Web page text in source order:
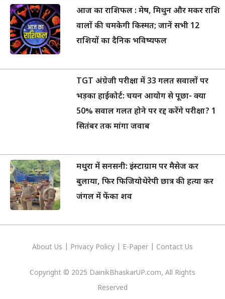
आज का राशिफल : मेष, मिथुन और मकर राशि
वालों की चमकेगी किस्मत; जानें सभी 12
राशियों का दैनिक भविष्यफल
TGT अंग्रेजी परीक्षा में 33 गलत सवालों पर
भड़का हाईकोर्ट: चयन आयोग से पूछा- क्या
50% सवाल गलत होने पर रद्द करेंगे परीक्षा? 1
सितंबर तक मांगा जवाब
मथुरा में सनसनी: इंस्टाग्राम पर मैसेज कर
बुलाया, फिर फिजियोथेरेपी छात्र की हत्या कर
जंगल में फेंका शव
About Us Privacy Policy E-Paper Contact Us
Copyright © 2025 DainikBhaskarUP.com, All Rights
Reserved